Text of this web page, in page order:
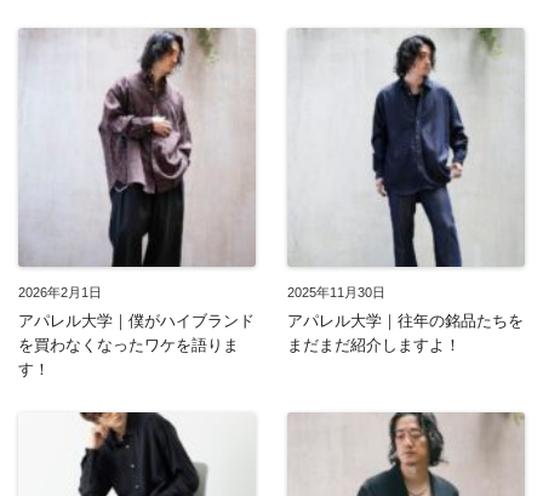
2026年2月1日
アパレル大学｜僕がハイブランド
を買わなくなったワケを語りま
す！
2025年11月30日
アパレル大学｜往年の銘品たちを
まだまだ紹介しますよ！